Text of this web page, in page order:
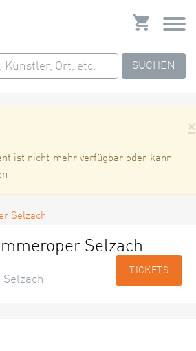
SUCHEN
×
ist nicht mehr verfügbar oder kann
Selzach
Selzach
TICKETS